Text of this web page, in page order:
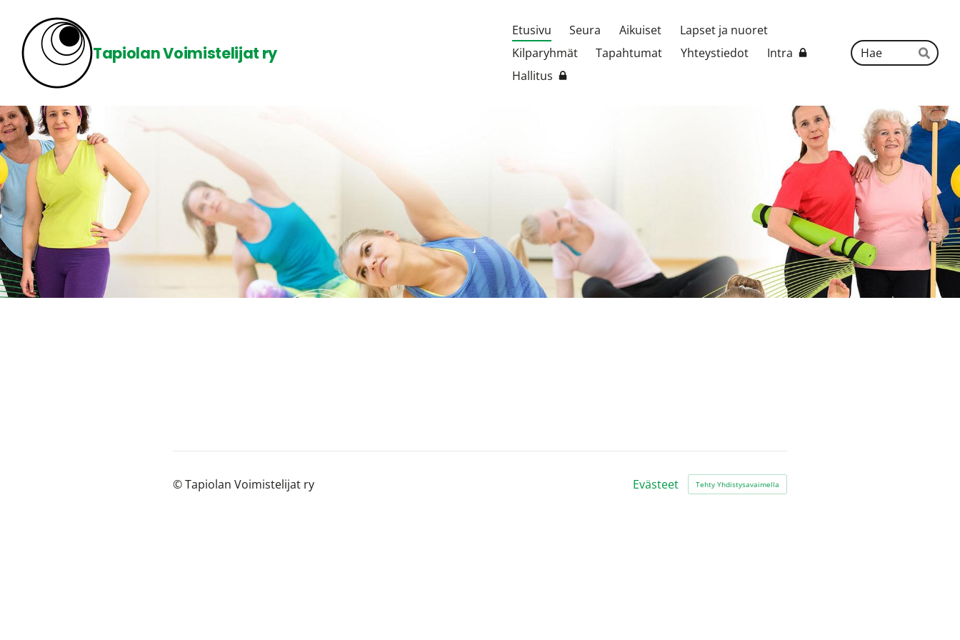
sivun
sisältöön
Tapiolan Voimistelijat ry
Etusivu Seura Aikuiset
Lapset ja nuoret
Kilparyhmät
Tapahtumat Yhteystiedot
Intra
Hallitus
Hae
©Tapiolan Voimistelijat ry Evästeet Tehty Yhdistysavaimella